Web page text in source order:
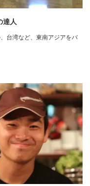
人
台湾など、東南アジアをバ